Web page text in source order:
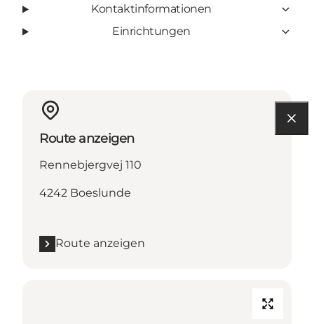
Kontaktinformationen
Einrichtungen
Route anzeigen
Rennebjergvej 110
4242 Boeslunde
Route anzeigen